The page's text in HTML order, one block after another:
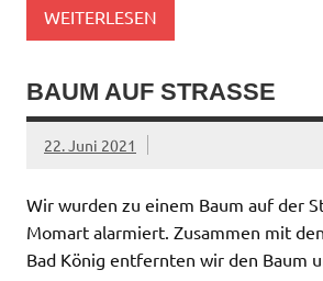
WEITERLESEN
BAUM AUF STRASSE
22. Juni 2021
Wir wurden zu einem Baum auf der
Momart alarmiert. Zusammen mit
Bad König entfernten wir den Baum